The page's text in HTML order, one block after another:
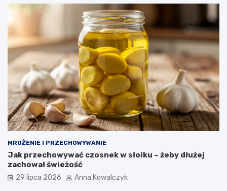
MROŻENIE I PRZECHOWYWANIE
Jak przechowywać czosnek w słoiku – żeby dłużej
zachował świeżość
29 lipca 2026 Anna Kowalczyk